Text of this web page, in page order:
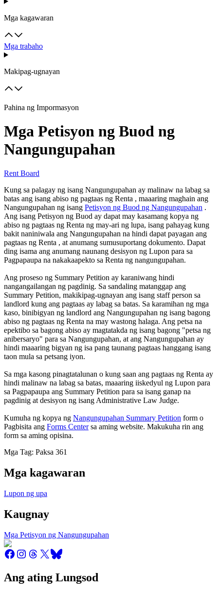
Mga kagawaran
Mga trabaho
Makipag-ugnayan
Pahina ng Impormasyon
Mga Petisyon ng Buod ng
Nangungupahan
Rent Board
Kung sa palagay ng isang Nangungupahan ay malinaw na labag sa
batas ang isang abiso ng pagtaas ng Renta , maaaring maghain ang
Nangungupahan ng isang Petisyon ng Buod ng Nangungupahan .
Ang isang Petisyon ng Buod ay dapat may kasamang kopya ng
abiso ng pagtaas ng Renta ng may-ari ng lupa, isang pahayag kung
bakit naniniwala ang Nangungupahan na hindi dapat payagan ang
pagtaas ng Renta , at anumang sumusuportang dokumento. Dapat
ding isama ang anumang naunang desisyon ng Lupon para sa
Pagpapaupa na nakakaapekto sa Renta ng nangungupahan.
Ang proseso ng Summary Petition ay karaniwang hindi
nangangailangan ng pagdinig. Sa sandaling matanggap ang
Summary Petition, makikipag-ugnayan ang isang staff person sa
landlord kung ang pagtaas ay labag sa batas. Sa karamihan ng mga
kaso, binibigyan ng landlord ang Nangungupahan ng isang bagong
abiso ng pagtaas ng Renta na may wastong halaga. Ang petsa na
epektibo sa bagong abiso ay magtatakda ng isang bagong "petsa ng
anibersaryo" para sa Nangungupahan, at ang Nangungupahan ay
hindi maaaring bigyan ng isa pang taunang pagtaas hanggang isang
taon mula sa petsang iyon.
Sa mga kasong pinagtatalunan o kung saan ang pagtaas ng Renta ay
hindi malinaw na labag sa batas, maaaring iiskedyul ng Lupon para
sa Pagpapaupa ang Summary Petition para sa isang ganap na
pagdinig at desisyon ng isang Administrative Law Judge.
Kumuha ng kopya ng Nangungupahan Summary Petition form o
Pagbisita ang Forms Centersa aming website. Makukuha rin ang
form sa aming opisina.
Mga Tag: Paksa 361
Mga kagawaran
Lupon ng upa
Kaugnay
Mga Petisyon ng Nangungupahan
Ang ating Lungsod